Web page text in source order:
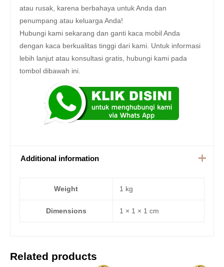
atau rusak, karena berbahaya untuk Anda dan
penumpang atau keluarga Anda!
Hubungi kami sekarang dan ganti kaca mobil Anda
dengan kaca berkualitas tinggi dari kami. Untuk informasi
lebih lanjut atau konsultasi gratis, hubungi kami pada
tombol dibawah ini.
Additional information
Weight 1 kg
Dimensions 1 × 1 × 1 cm
Related products